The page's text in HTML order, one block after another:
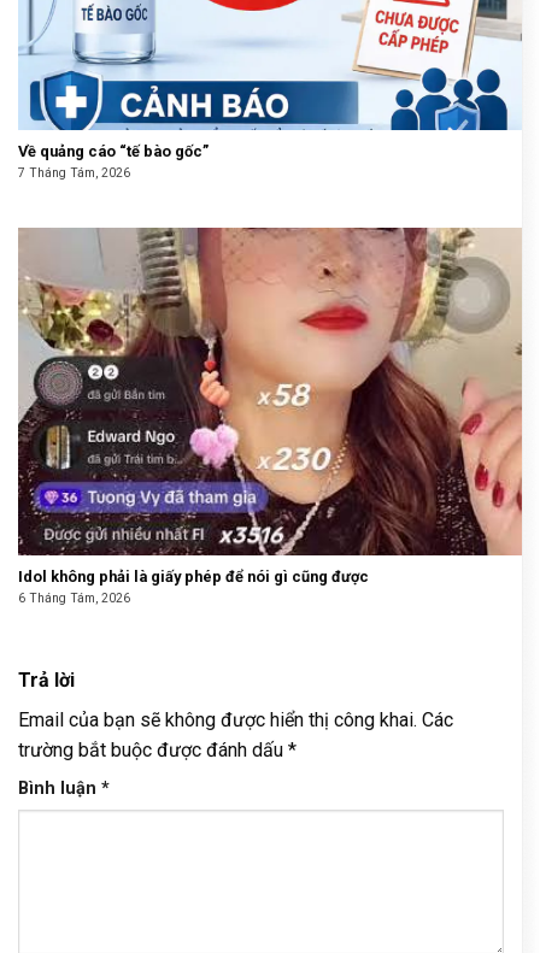
Về quảng cáo “tế bào gốc”
7 Tháng Tám, 2026
Idol không phải là giấy phép để nói gì cũng được
6 Tháng Tám, 2026
Trả lời
Email của bạn sẽ không được hiển thị công khai. Các
trường bắt buộc được đánh dấu *
Bình luận *